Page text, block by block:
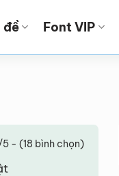
đề Font VIP
- (18 bình chọn)